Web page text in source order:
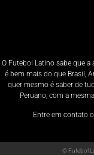
O Futebol Latino sabe que
é bem mais do que Brasil,
quer mesmo é saber de
Peruano, com a
Entre em contato
© Futebol